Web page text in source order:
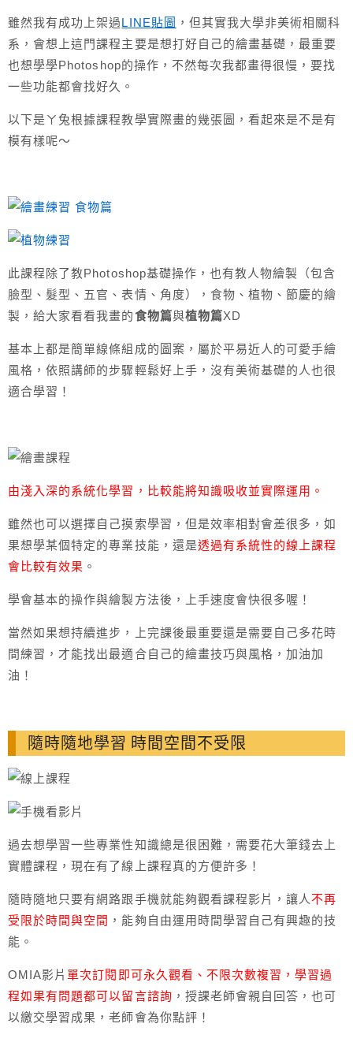
雖然我有成功上架過LINE貼圖 ，但其實我大學非美術相關科
系，會想上這門課程主要是想打好自己的繪畫基礎，最重要
也想學學Photoshop的操作，不然每次我都畫得很慢，要找
一些功能都會找好久。
以下是ㄚ兔根據課程教學實際畫的幾張圖，看起來是不是有
模有樣呢～
此課程除了教Photoshop基礎操作，也有教人物繪製（包含
臉型、髮型、五官、表情、角度），食物、植物、節慶的繪
製，給大家看看我畫的食物篇與植物篇XD
基本上都是簡單線條組成的圖案，屬於平易近人的可愛手繪
風格，依照講師的步驟輕鬆好上手，沒有美術基礎的人也很
適合學習！
由淺入深的系統化學習，比較能將知識吸收並實際運用。
雖然也可以選擇自己摸索學習，但是效率相對會差很多，如
果想學某個特定的專業技能，還是透過有系統性的線上課程
會比較有效果 。
學會基本的操作與繪製方法後，上手速度會快很多喔！
當然如果想持續進步，上完課後最重要還是需要自己多花時
間練習，才能找出最適合自己的繪畫技巧與風格，加油加
油！
隨時隨地學習 時間空間不受限
過去想學習一些專業性知識總是很困難，需要花大筆錢去上
實體課程，現在有了線上課程真的方便許多！
隨時隨地只要有網路跟手機就能夠觀看課程影片，讓人不再
受限於時間與空間 ，能夠自由運用時間學習自己有興趣的技
能。
OMIA影片 單次訂閱即可永久觀看、不限次數複習，學習過
程如果有問題都可以留言諮詢 ，授課老師會親自回答，也可
以繳交學習成果，老師會為你點評！